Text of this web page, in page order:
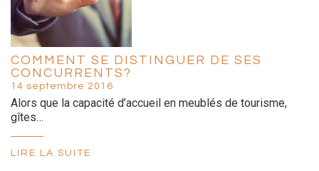
COMMENT SE DISTINGUER DE SES
CONCURRENTS?
14 septembre 2016
Alors que la capacité d’accueil en meublés de tourisme,
gîtes…
LIRE LA SUITE